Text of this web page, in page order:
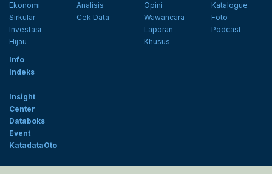
Ekonomi
Sirkular
Investasi
Hijau
Analisis
Cek Data
Opini
Wawancara
Laporan
Khusus
Katalogue
Foto
Podcast
Info
Indeks
Insight
Center
Databoks
Event
KatadataOto